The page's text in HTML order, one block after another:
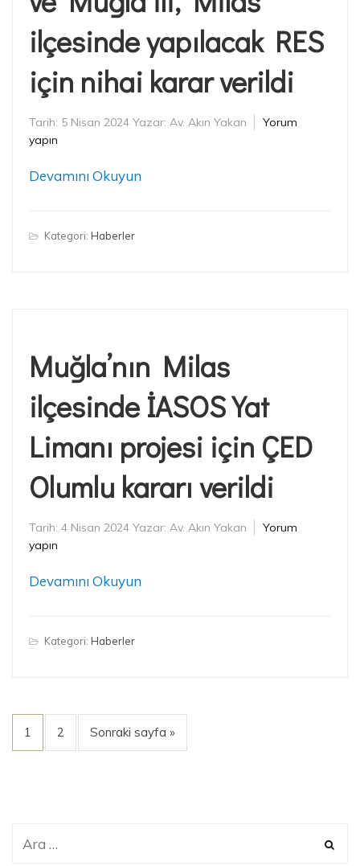
ilçesinde yapılacak RES
için nihai karar verildi
Tarih: 5 Nisan 2024 Yazar: Av. Akın Yakan
Yorum
yapın
Devamını Okuyun
Kategori: Haberler
Muğla’nın Milas
ilçesinde İASOS Yat
Limanı projesi için ÇED
Olumlu kararı verildi
Tarih: 4 Nisan 2024 Yazar: Av. Akın Yakan
Yorum
yapın
Devamını Okuyun
Kategori: Haberler
1 2 Sonraki sayfa »